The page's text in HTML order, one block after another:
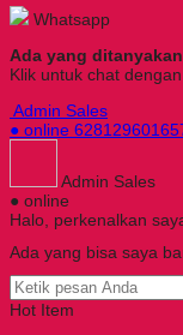
Whatsapp
Ada yang
Klik untuk chat
Admin Sales
● online
Admin Sales
● online
Halo, perkenalkan
Ada yang bisa saya
Hot Item